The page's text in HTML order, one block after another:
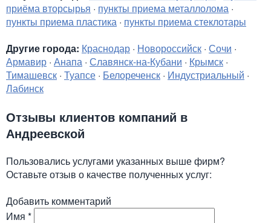
приёма вторсырья · пункты приема металлолома ·
пункты приема пластика · пункты приема стеклотары
Другие города: Краснодар · Новороссийск · Сочи ·
Армавир · Анапа · Славянск-на-Кубани · Крымск ·
Тимашевск · Туапсе · Белореченск · Индустриальный ·
Лабинск
Отзывы клиентов компаний в
Андреевской
Пользовались услугами указанных выше фирм?
Оставьте отзыв о качестве полученных услуг:
Добавить комментарий
Имя *